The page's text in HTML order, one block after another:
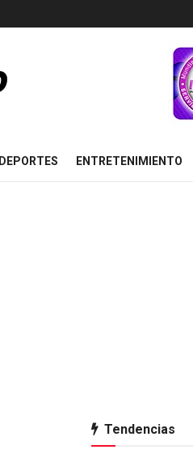
DEPORTES ENTRETENIMIENTO
Tendencias